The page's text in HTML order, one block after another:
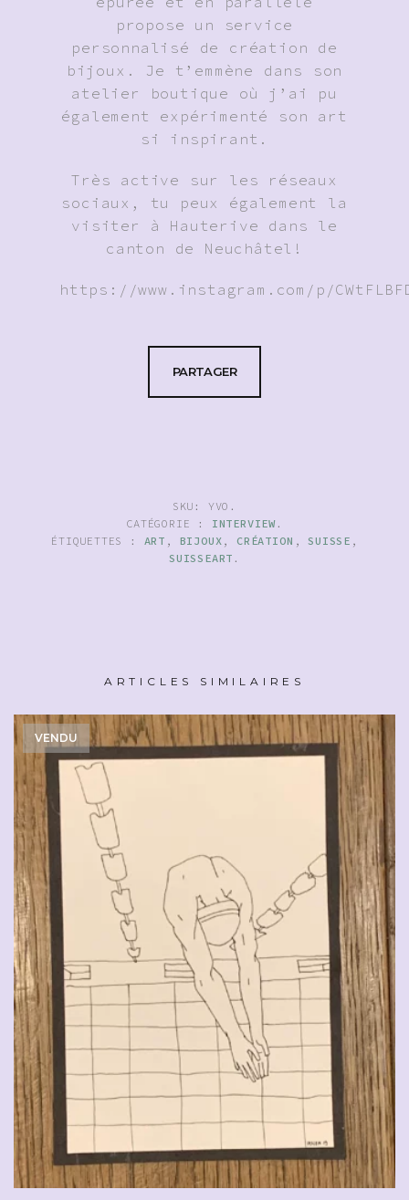
propose un service
personnalisé de création de
bijoux. Je t’emmène dans son
atelier boutique où j’ai pu
également expérimenté son art
si inspirant.
Très active sur les réseaux
sociaux, tu peux également la
visiter à Hauterive dans le
canton de Neuchâtel!
https://www.instagram.com/p/
PARTAGER
SKU: YVO .
CATÉGORIE : INTERVIEW .
ÉTIQUETTES : ART , BIJOUX , CRÉATION ,SUISSE ,
SUISSEART .
ARTICLES SIMILAIRES
VENDU